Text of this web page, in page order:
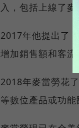
入，包括上線了
2017年他提出了
增加銷售額和客流
2018年麥當勞花
等數位產品或功